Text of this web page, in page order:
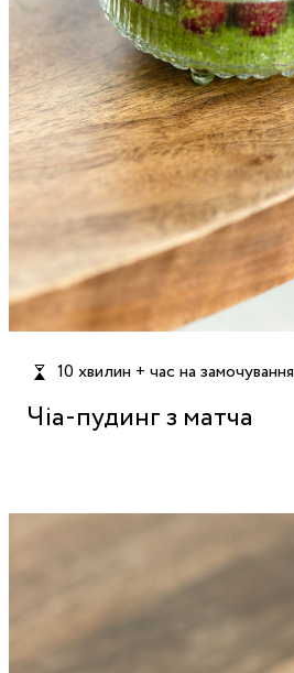
10 хвилин + час на замочування
Чіа-пудинг з матча